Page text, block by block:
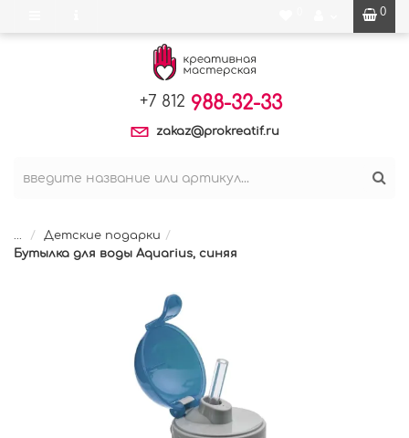
0
+7 812 988-32-33
zakaz@prokreatif.ru
...
Детские подарки
Бутылка для воды Aquarius, синяя